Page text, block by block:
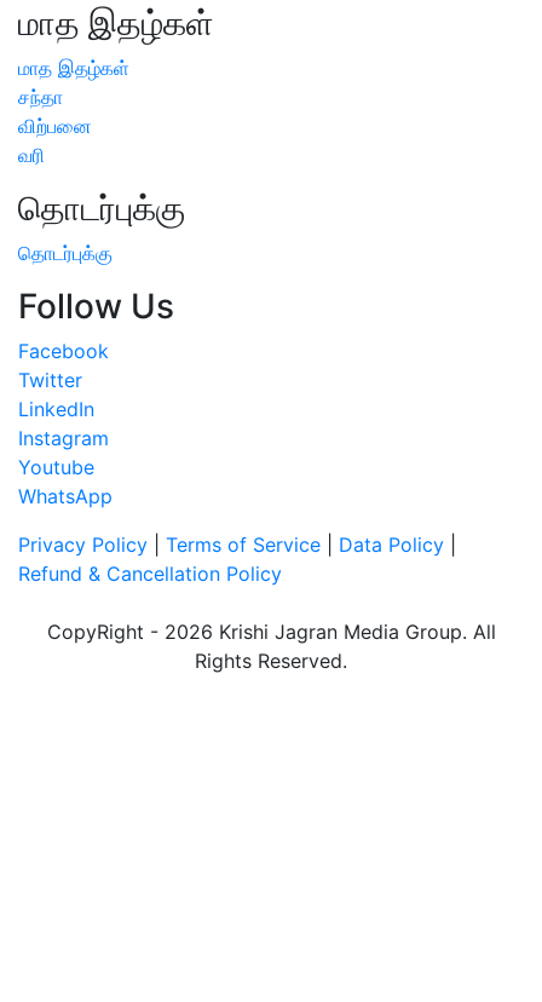
மாத இதழ்கள்
மாத இதழ்கள்
சந்தா
விற்பனை
வரி
தொடர்புக்கு
தொடர்புக்கு
Follow Us
Facebook
Twitter
LinkedIn
Instagram
Youtube
WhatsApp
Privacy Policy
Terms of Service Data Policy
Refund & Cancellation Policy
CopyRight - 2026 Krishi Jagran Media Group. All
Rights Reserved.